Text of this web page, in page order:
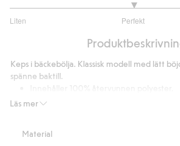
Liten Perfekt
utav
9
betyg
Läs mer
Keps i bäckebölja. Klassisk modell med lätt
spänne baktill.
Artikelnummer
Material